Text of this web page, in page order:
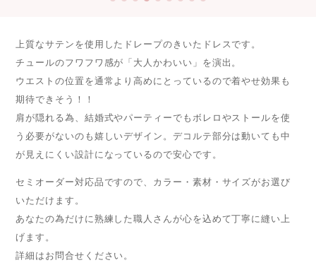
上質なサテンを使用したドレープのきいたドレスです。
チュールのフワフワ感が「大人かわいい」を演出。
ウエストの位置を通常より高めにとっているので着やせ効果も
期待できそう！！
肩が隠れる為、結婚式やパーティーでもボレロやストールを使
う必要がないのも嬉しいデザイン。デコルテ部分は動いても中
が見えにくい設計になっているので安心です。
セミオーダー対応品ですので、カラー・素材・サイズがお選び
いただけます。
あなたの為だけに熟練した職人さんが心を込めて丁寧に縫い上
げます。
詳細はお問合せください。